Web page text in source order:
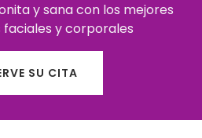
y sana con los mejores
y corporales
SU CITA